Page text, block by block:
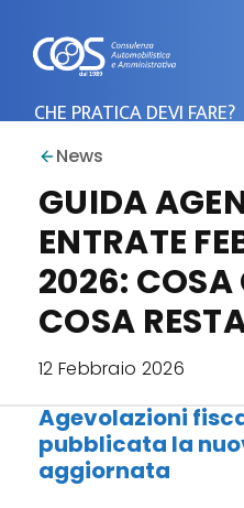
contenuto
News
GUIDA
ENTRATE
2026: COSA
COSA
12 Febbraio 2026
Agevolazioni
pubblicata la
aggiornata